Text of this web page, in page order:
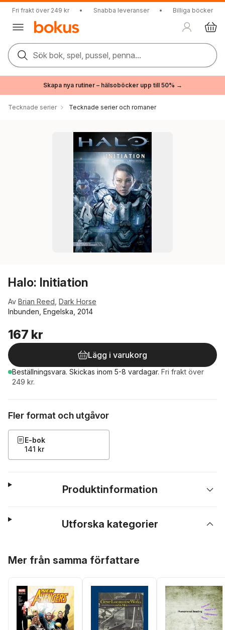
Fri frakt över 249 kr • Snabba leveranser • Billiga böcker
Sök bok, spel, pussel, penna...
Skapa nya rutiner – hälsoböcker upp till 50% →
Tecknade serier Tecknade serier och romaner
Halo: Initiation
Av Brian Reed Dark Horse
Inbunden, Engelska, 2014
167 kr
Lägg i varukorg
Beställningsvara. Skickas inom 5-8 vardagar. Fri frakt över
249 kr.
Fler format och utgåvor
E-bok
141 kr
Produktinformation
Utforska kategorier
Mer från samma författare